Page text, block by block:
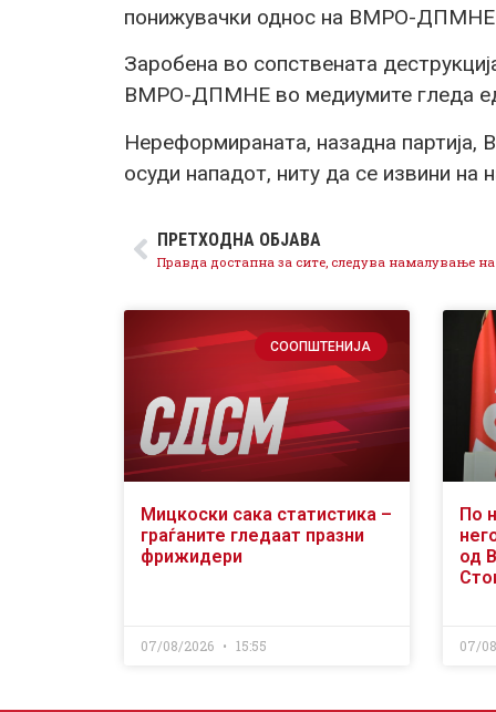
понижувачки однос на ВМРО-ДПМНЕ
Заробена во сопствената
ВМРО-ДПМНЕ во медиумите гледа
Нереформираната, назадна
осуди нападот, ниту да се извини на
ПРЕТХОДНА ОБЈАВА
СООПШТЕНИЈА
Мицкоски сака статистика –
граѓаните гледаат празни
фрижидери
07/08/2026 15:55
По
од
07/